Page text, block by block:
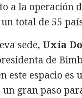
a la operación
total de 55
sede, Uxía
de
este espacio
un gran paso